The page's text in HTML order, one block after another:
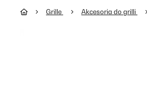
Grille Akcesoria do grilli